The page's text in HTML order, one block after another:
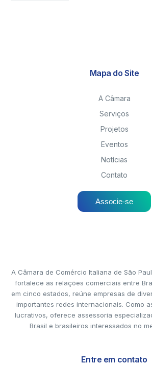
Mapa do Site
A Câmara
Serviços
Projetos
Eventos
Notícias
Contato
Associe-se
A Câmara de Comércio Italiana de São
fortalece as relações comerciais entre
em cinco estados, reúne empresas de
importantes redes internacionais. Como
lucrativos, oferece assessoria
Brasil e brasileiros interessados no
Entre em contato